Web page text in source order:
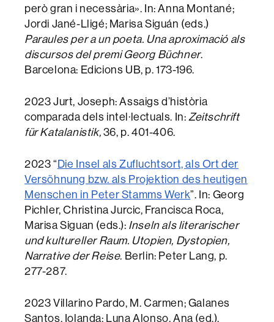
però gran i necessària». In: Anna Montané;
Jordi Jané-Lligé; Marisa Siguán (eds.)
Paraules per a un poeta. Una aproximació als
discursos del premi Georg Büchner.
Barcelona: Edicions UB, p. 173-196.
2023 Jurt, Joseph: Assaigs d’història
comparada dels intel·lectuals. In:Zeitschrift
für Katalanistik, 36, p. 401-406.
2023 “ Die Insel als Zufluchtsort, als Ort der
Versöhnung bzw. als Projektion des heutigen
Menschen in Peter Stamms Werk”. In: Georg
Pichler, Christina Jurcic, Francisca Roca,
Marisa Siguan (eds.): Inseln als literarischer
und kultureller Raum. Utopien, Dystopien,
Narrative der Reise. Berlin: Peter Lang, p.
277-287.
2023 Villarino Pardo, M. Carmen; Galanes
Santos, Iolanda; Luna Alonso, Ana (ed.).